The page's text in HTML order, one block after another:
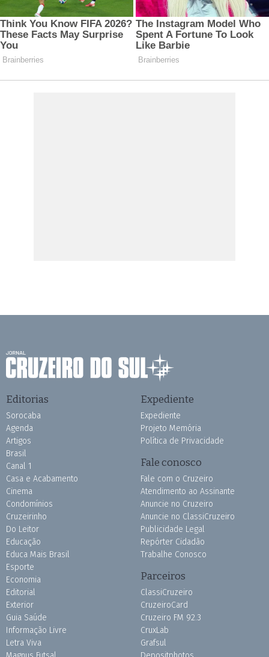
Editorias
Sorocaba
Agenda
Artigos
Brasil
Canal 1
Casa e Acabamento
Cinema
Condomínios
Cruzeirinho
Do Leitor
Educação
Educa Mais Brasil
Esporte
Economia
Editorial
Exterior
Guia Saúde
Informação Livre
Letra Viva
Expediente
Expediente
Projeto Memória
Política de Privacidade
Fale conosco
Fale com o Cruzeiro
Atendimento ao Assinante
Anuncie no Cruzeiro
Anuncie no ClassiCruzeiro
Publicidade Legal
Repórter Cidadão
Trabalhe Conosco
Parceiros
ClassiCruzeiro
CruzeiroCard
Cruzeiro FM 92.3
CruxLab
Grafsul